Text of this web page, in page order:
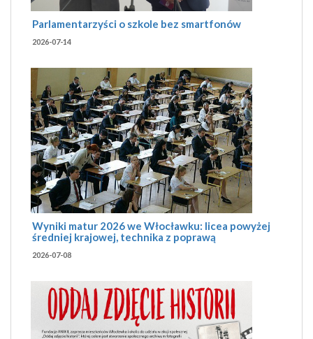
Parlamentarzyści o szkole bez smartfonów
2026-07-14
Wyniki matur 2026 we Włocławku: licea powyżej
średniej krajowej, technika z poprawą
2026-07-08